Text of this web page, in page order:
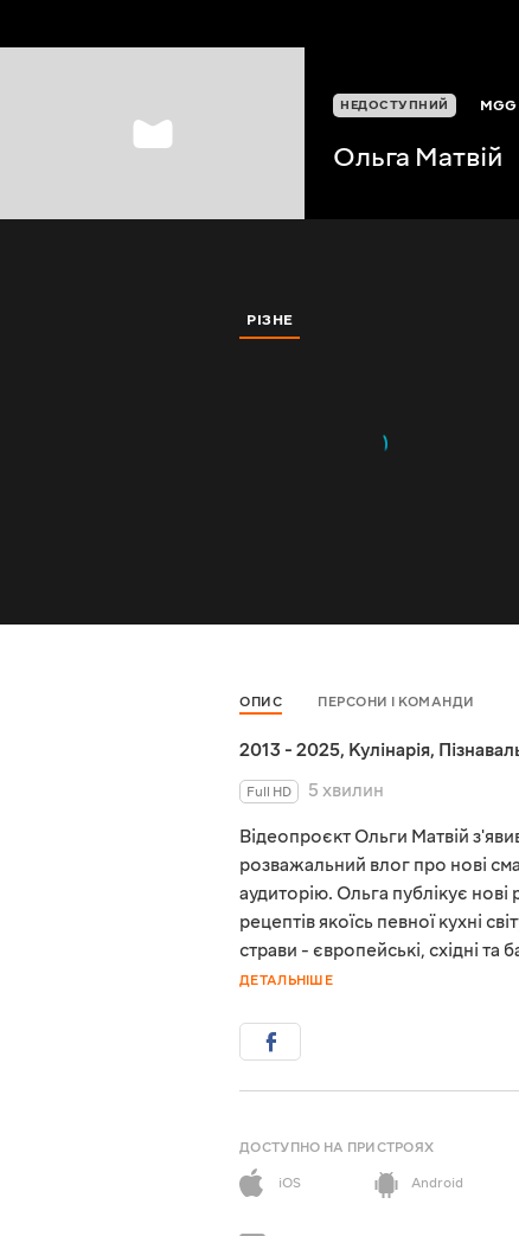
НЕДОСТУПНИЙ MGG
Ольга Матвій
РІЗНЕ
ОПИС ПЕРСОНИ І КОМАНДИ
2013 - 2025, Кулінарія,
Full HD
5 хвилин
Відеопроєкт Ольги Матвій
розважальний влог про нові
аудиторію. Ольга публікує
рецептів якоїсь певної кухні
страви - європейські, східні
ДЕТАЛЬНІШЕ
ДОСТУПНО НА ПРИСТРОЯХ
iOS
Android